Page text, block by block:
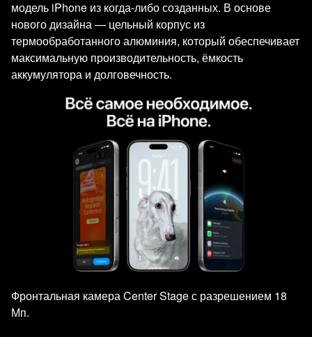
модель iPhone из когда-либо созданных. В основе
нового дизайна — цельный корпус из
термообработанного алюминия, который обеспечивает
максимальную производительность, ёмкость
аккумулятора и долговечность.
Фронтальная камера Center Stage с разрешением 18
Мп.